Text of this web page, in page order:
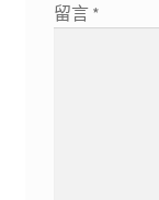
留言 *